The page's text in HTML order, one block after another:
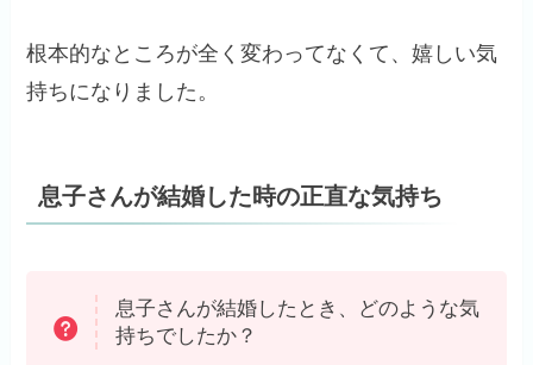
根本的なところが全く変わってなくて、嬉しい気
持ちになりました。
息子さんが結婚した時の正直な気持ち
息子さんが結婚したとき、どのような気
持ちでしたか？